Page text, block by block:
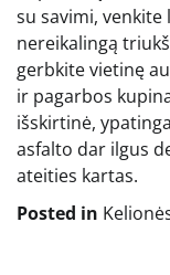
su savimi,
nereikalingą
gerbkite vietinę
ir pagarbos
išskirtinė,
asfalto dar ilgus
ateities kartas.
Posted in